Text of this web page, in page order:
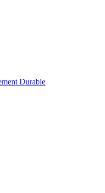
Durable